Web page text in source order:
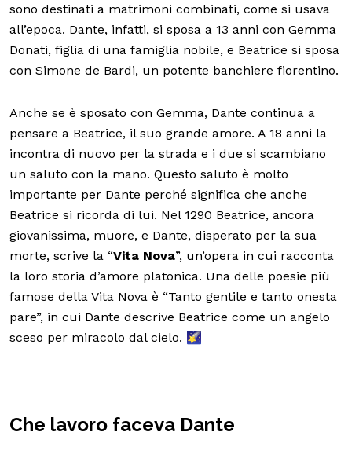
sono destinati a matrimoni combinati, come si usava
all’epoca. Dante, infatti, si sposa a 13 anni con Gemma
Donati, figlia di una famiglia nobile, e Beatrice si sposa
con Simone de Bardi, un potente banchiere fiorentino.
Anche se è sposato con Gemma, Dante continua a
pensare a Beatrice, il suo grande amore. A 18 anni la
incontra di nuovo per la strada e i due si scambiano
un saluto con la mano. Questo saluto è molto
importante per Dante perché significa che anche
Beatrice si ricorda di lui. Nel 1290 Beatrice, ancora
giovanissima, muore, e Dante, disperato per la sua
morte, scrive la “Vita Nova”, un’opera in cui racconta
la loro storia d’amore platonica. Una delle poesie più
famose della Vita Nova è “Tanto gentile e tanto onesta
pare”, in cui Dante descrive Beatrice come un angelo
sceso per miracolo dal cielo. 🌠
Che lavoro faceva Dante